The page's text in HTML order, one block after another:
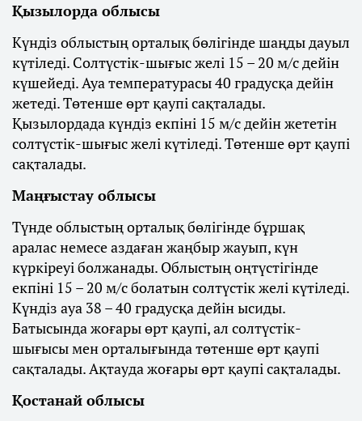
Қызылорда облысы
Күндіз облыстың орталық бөлігінде шаңды дауыл
күтіледі. Солтүстік-шығыс желі 15 – 20 м/с дейін
күшейеді. Ауа температурасы 40 градусқа дейін
жетеді. Төтенше өрт қаупі сақталады.
Қызылордада күндіз екпіні 15 м/с дейін жететін
солтүстік-шығыс желі күтіледі. Төтенше өрт қаупі
сақталады.
Маңғыстау облысы
Түнде облыстың орталық бөлігінде бұршақ
аралас немесе аздаған жаңбыр жауып, күн
күркіреуі болжанады. Облыстың оңтүстігінде
екпіні 15 – 20 м/с болатын солтүстік желі күтіледі.
Күндіз ауа 38 – 40 градусқа дейін ысиды.
Батысында жоғары өрт қаупі, ал солтүстік-
шығысы мен орталығында төтенше өрт қаупі
сақталады. Ақтауда жоғары өрт қаупі сақталады.
Қостанай облысы